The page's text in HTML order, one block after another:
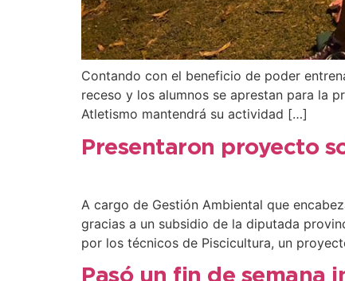
Contando con el beneficio de poder
receso y los alumnos se aprestan para la
Atletismo mantendrá su actividad […]
Presentaron proyecto
A cargo de Gestión Ambiental que
gracias a un subsidio de la diputada
por los técnicos de Piscicultura, un
Pasó un fin de semana